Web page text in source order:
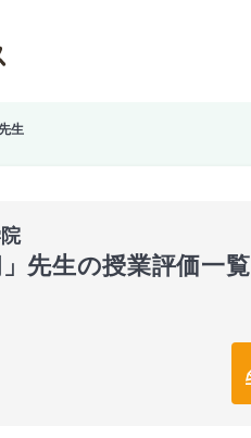
生
」先生の授業評価一覧